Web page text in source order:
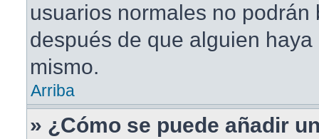
usuarios normales no podrán
después de que alguien
mismo.
Arriba
» ¿Cómo se puede añadir